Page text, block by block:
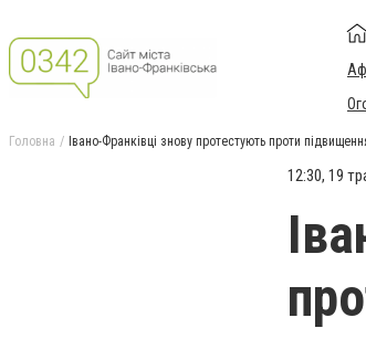
Головна Івано-Франківці знову протестують проти
12:30, 19